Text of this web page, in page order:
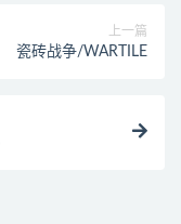
上一篇
瓷砖战争/WARTILE